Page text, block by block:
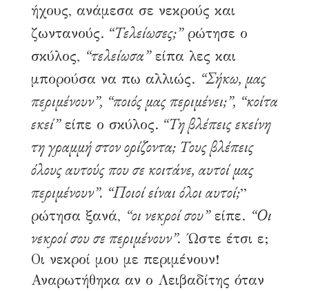
ήχους, ανάμεσα σε νεκρούς και
ζωντανούς. “Τελείωσες;”ρώτησε ο
σκύλος, “τελείωσα”είπα λες και
μπορούσα να πω αλλιώς. “Σήκω, μας
περιμένουν”, “ποιός μας περιμένει;”, “κοίτα
εκεί”είπε ο σκύλος. “Τη βλέπεις εκείνη
τη γραμμή στον ορίζοντα; Τους βλέπεις
όλους αυτούς που σε κοιτάνε, αυτοί μας
περιμένουν”. “Ποιοί είναι όλοι αυτοί;”
ρώτησα ξανά, “οι νεκροί σου”είπε. “Οι
νεκροί σου σε περιμένουν”.Ώστε έτσι ε;
Οι νεκροί μου με περιμένουν!
Αναρωτήθηκα αν ο Λειβαδίτης όταν